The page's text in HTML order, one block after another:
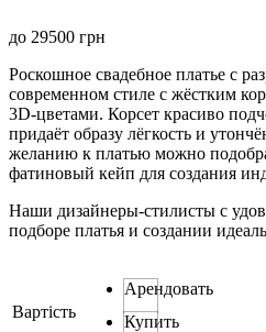
до 29500 грн
Роскошное свадебное платье с
современном стиле с жёстким
3D-цветами. Корсет красиво
придаёт образу лёгкость и
желанию к платью можно
фатиновый кейп для создания
Наши дизайнеры-стилисты с
подборе платья и создании
Вартість
Арендовать
Купить